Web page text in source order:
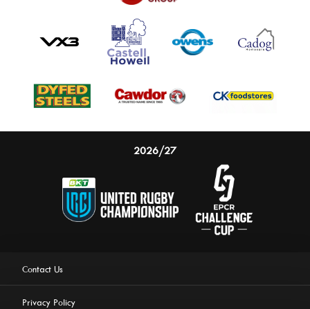
2026/27
Contact Us
Privacy Policy